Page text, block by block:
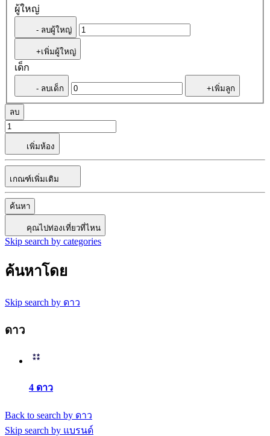
ผู้ใหญ่
- ลบผู้ใหญ่
+เพิ่มผู้ใหญ่
เด็ก
- ลบเด็ก +เพิ่มลูก
ลบ
เพิ่มห้อง
เกณฑ์เพิ่มเติม
ค้นหา
คุณไปท่องเที่ยวที่ไหน
Skip search by categories
ค้นหาโดย
Skip search by ดาว
ดาว
4 ดาว
Back to search by ดาว
Skip search by แบรนด์